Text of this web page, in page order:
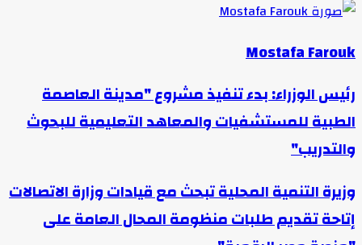
Mostafa Farouk
رئيس الوزراء: بدء تنفيذ مشروع "مدينة العاصمة
الطبية للمستشفيات والمعاهد التعليمية للبحوث
والتدريب"
وزيرة التنمية المحلية تبحث مع قيادات وزارة الاتصالات
إتاحة تقديم طلبات منظومة المحال العامة على